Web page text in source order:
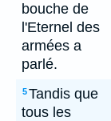
bouche de
l'Eternel des
armées a
parlé.
5Tandis que
tous les